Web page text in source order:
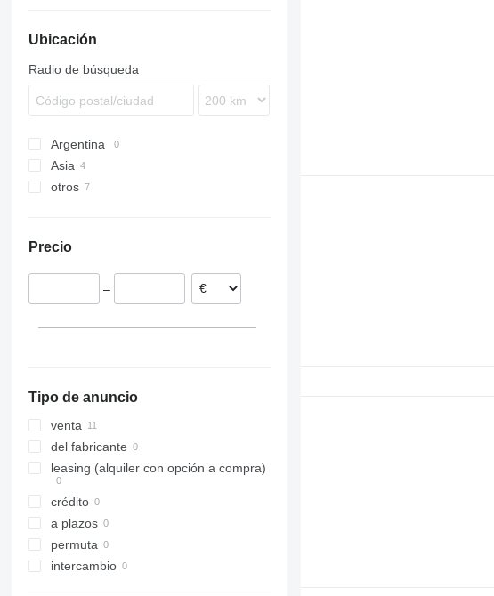
Ubicación
Radio de búsqueda
Argentina
Asia
otros
Precio
–
Tipo de anuncio
venta
del fabricante
leasing (alquiler con opción a compra)
crédito
a plazos
permuta
intercambio